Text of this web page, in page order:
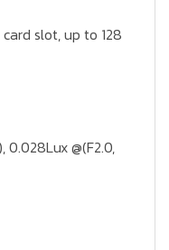
slot, up to 128
0.028Lux @(F2.0,